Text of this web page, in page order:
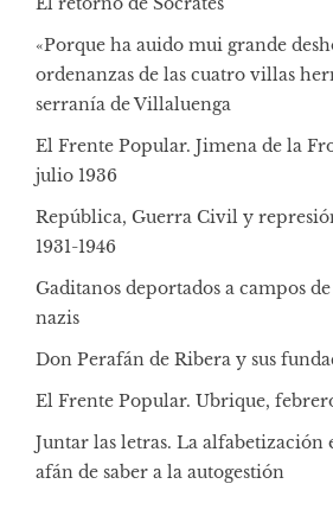
«Porque ha auido mui grande
ordenanzas de las cuatro villas
serranía de Villaluenga
El Frente Popular. Jimena de la
julio 1936
República, Guerra Civil y
1931-1946
Gaditanos deportados a campos
nazis
Don Perafán de Ribera y sus
El Frente Popular. Ubrique,
Juntar las letras. La alfabetización
afán de saber a la autogestión